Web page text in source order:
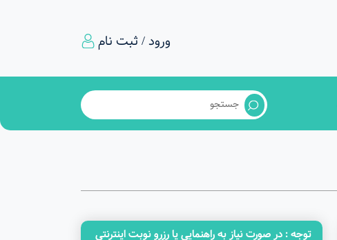
ورود / ثبت نام
توجه‌ : در صورت نیاز به راهنمایی یا رزرو نوبت اینترنتی